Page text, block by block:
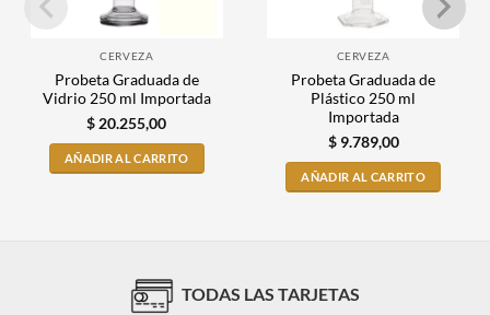
CERVEZA
Probeta Graduada de
Vidrio 250 ml Importada
$20.255,00
AÑADIR AL CARRITO
CERVEZA
Probeta Graduada de
Plástico 250 ml
Importada
$9.789,00
AÑADIR AL CARRITO
TODAS LAS TARJETAS